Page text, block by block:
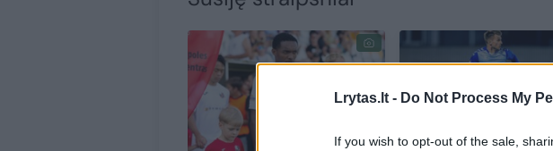
Lrytas.lt - Do Not Process My
If you wish to opt-out of the sale,